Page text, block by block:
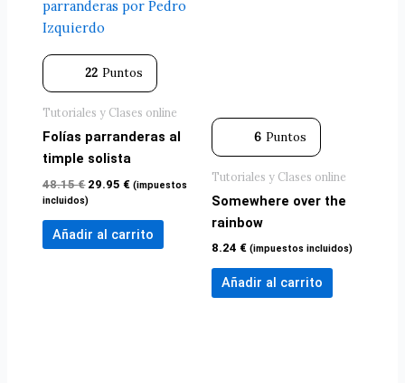
22 Puntos
Tutoriales y Clases online
Folías parranderas al
timple solista
48.15€
era:
48.15 €.
29.95€
es:
(impuestos
incluidos)
Añadir al carrito
6 Puntos
Tutoriales y Clases online
Somewhere over the
rainbow
8.24 € (impuestos incluidos)
Añadir al carrito